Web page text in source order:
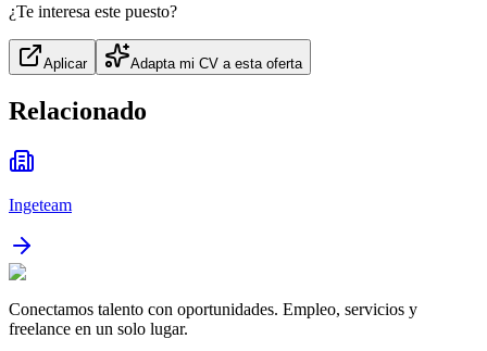
¿Te interesa este puesto?
Aplicar Adapta mi CV a esta oferta
Relacionado
Ingeteam
Conectamos talento con oportunidades. Empleo, servicios y
freelance en un solo lugar.